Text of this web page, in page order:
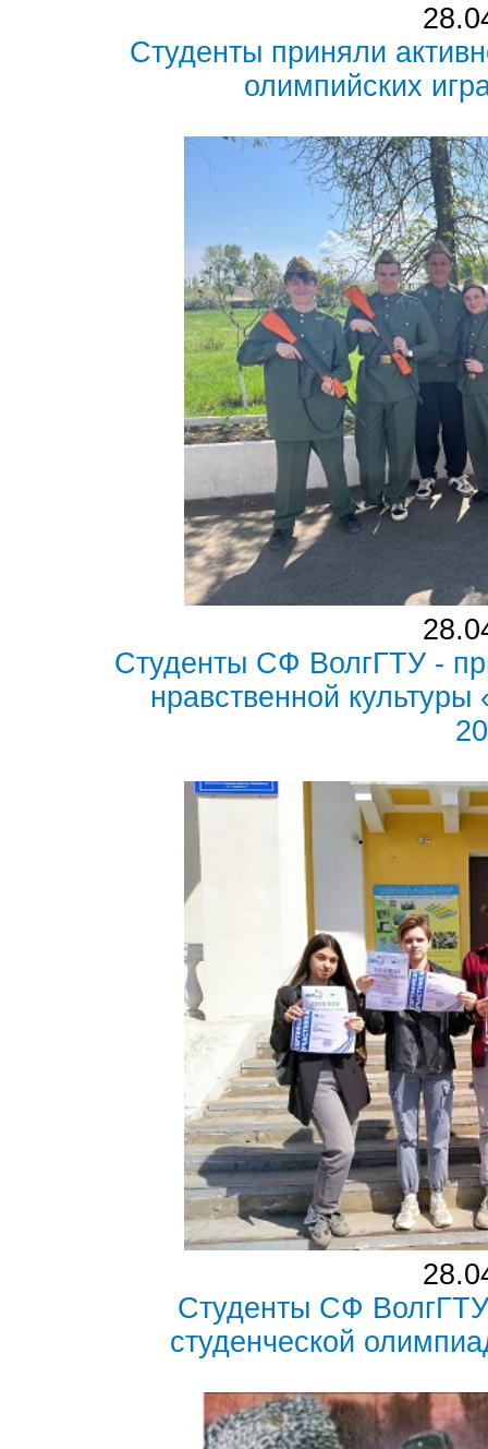
Студенты приняли
олимпийских
Студенты СФ ВолгГТУ -
нравственной
Студенты СФ
студенческой